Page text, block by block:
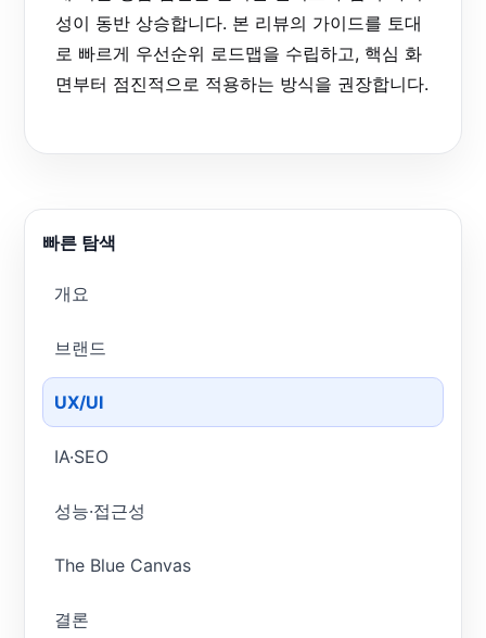
성이 동반 상승합니다. 본 리뷰의 가이드를 토대
로 빠르게 우선순위 로드맵을 수립하고, 핵심 화
면부터 점진적으로 적용하는 방식을 권장합니다.
빠른 탐색
개요
브랜드
UX/UI
IA·SEO
성능·접근성
The Blue Canvas
결론